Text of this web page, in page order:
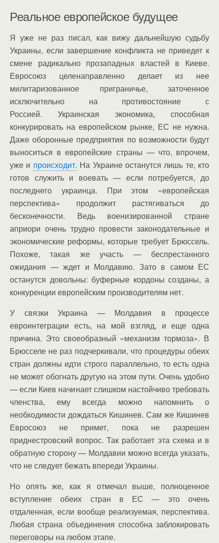
Реальное европейское будущее
Я уже не раз писал, как вижу дальнейшую судьбу
Украины, если завершение конфликта не приведет к
смене радикально прозападных властей в Киеве.
Евросоюз целенаправленно делает из нее
милитаризованное приграничье, заточенное
исключительно на противостояние с
Россией. Украинская экономика, способная
конкурировать на европейском рынке, ЕС не нужна.
Даже оборонные предприятия по возможности будут
выноситься в европейские страны — что, впрочем,
уже и происходит. На Украине останутся лишь те, кто
готов служить и воевать — если потребуется, до
последнего украинца. При этом «европейская
перспектива» продолжит растягиваться до
бесконечности. Ведь военизированной стране
априори очень трудно провести законодательные и
экономические реформы, которые требует Брюссель.
Похоже, такая же участь — беспрестанного
ожидания — ждет и Молдавию. Зато в самом ЕС
останутся довольны: буферные кордоны созданы, а
конкуренции европейским производителям нет.
У связки Украина — Молдавия в процессе
евроинтеграции есть, на мой взгляд, и еще одна
причина. Это своеобразный «механизм тормоза». В
Брюсселе не раз подчеркивали, что процедуры обеих
стран должны идти строго параллельно, то есть одна
не может обогнать другую на этом пути. Очень удобно
— если Киев начинает слишком настойчиво требовать
членства, ему всегда можно напомнить о
необходимости дождаться Кишинев. Сам же Кишинев
Евросоюз не примет, пока не разрешен
приднестровский вопрос. Так работает эта схема и в
обратную сторону — Молдавии можно всегда указать,
что не следует бежать впереди Украины.
Но опять же, как я отмечал выше, полноценное
вступление обеих стран в ЕС — это очень
отдаленная, если вообще реализуемая, перспектива.
Любая страна объединения способна заблокировать
переговоры на любом этапе.